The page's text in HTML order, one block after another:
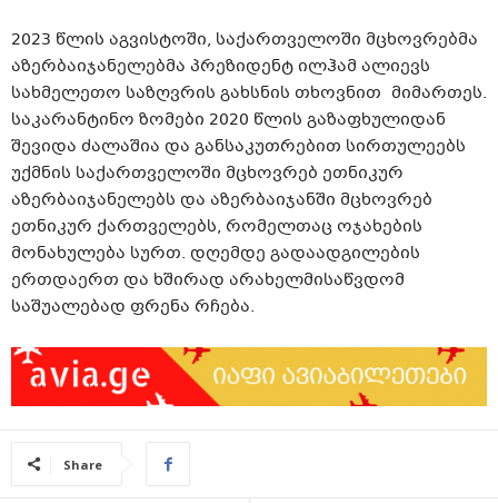
2023 წლის აგვისტოში, საქართველოში მცხოვრებმა
აზერბაიჯანელებმა პრეზიდენტ ილჰამ ალიევს
სახმელეთო საზღვრის გახსნის თხოვნით მიმართეს.
საკარანტინო ზომები 2020 წლის გაზაფხულიდან
შევიდა ძალაშია და განსაკუთრებით სირთულეებს
უქმნის საქართველოში მცხოვრებ ეთნიკურ
აზერბაიჯანელებს და აზერბაიჯანში მცხოვრებ
ეთნიკურ ქართველებს, რომელთაც ოჯახების
მონახულება სურთ. დღემდე გადაადგილების
ერთდაერთ და ხშირად არახელმისაწვდომ
საშუალებად ფრენა რჩება.
Share